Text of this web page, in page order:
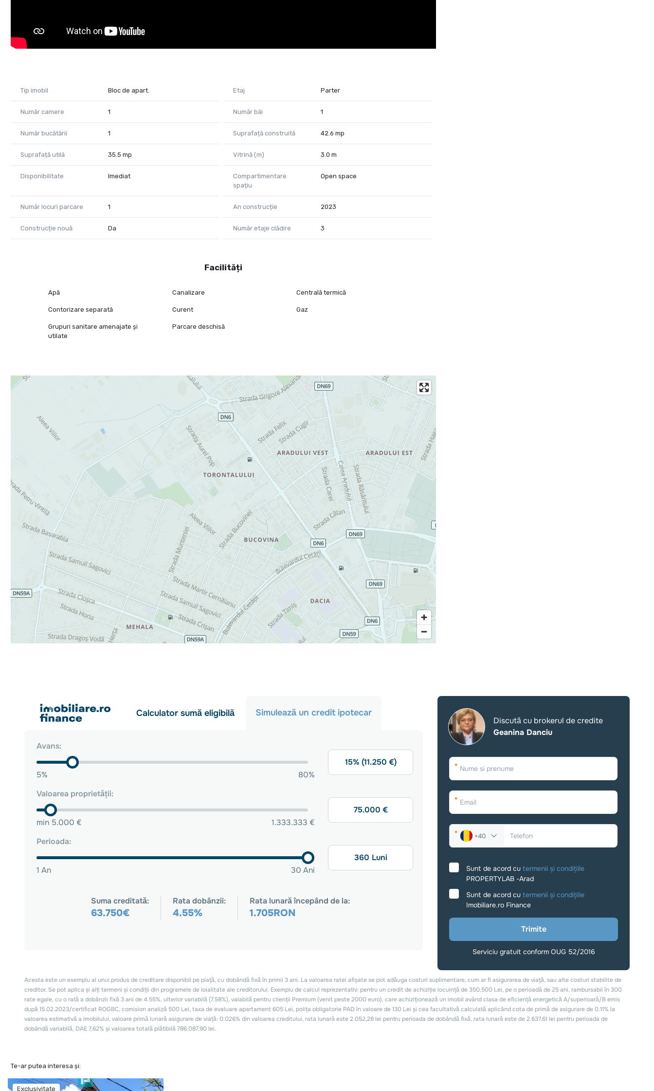
Tip imobil Bloc de apart. Etaj Parter
Număr camere 1 Număr băi 1
Număr bucătării 1 Suprafață construită 42.6 mp
Suprafață utilă 35.5 mp Vitrină (m) 3.0 m
Disponibilitate Imediat
Compartimentare
spațiu
Open space
Număr locuri parcare 1 An construcție 2023
Construcție nouă Da Număr etaje clădire 3
Facilități
Apă Canalizare Centrală termică
Contorizare separată Curent Gaz
Grupuri sanitare amenajate și
utilate
Parcare deschisă
Te-ar putea interesa și:
Exclusivitate